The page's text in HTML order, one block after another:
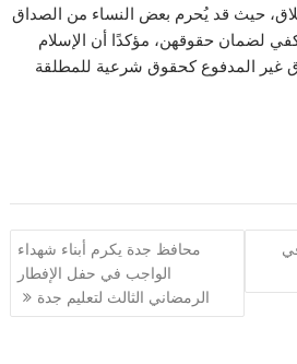
حيث قد يُحرم بعض النساء من الصداق
لضمان حقوقهن، مؤكدًا أن الإسلام
غير المدفوع كحقوق شرعية للمطلقة
محافظ جدة يكرم أبناء شهداء
الواجب في حفل الإفطار
الرمضاني الثالث لتعليم جدة